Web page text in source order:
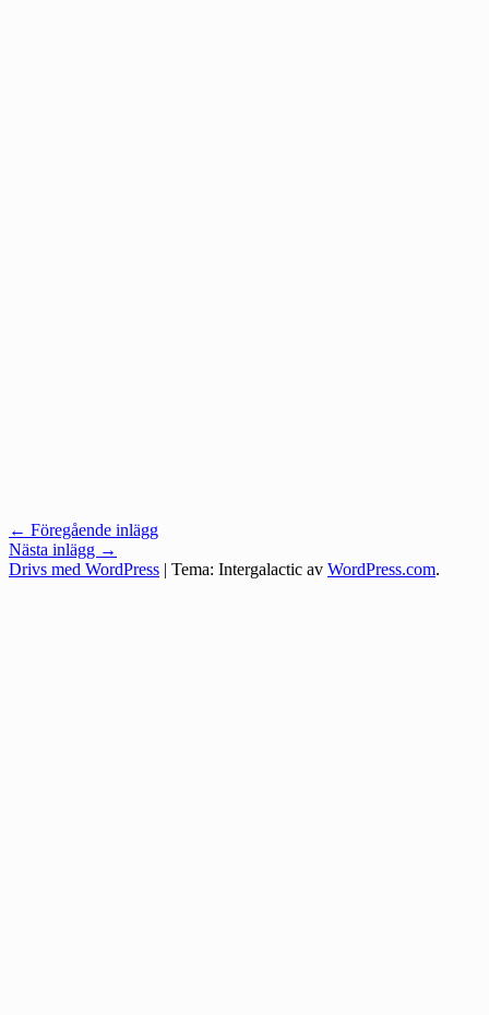
Inläggsnavigering
← Föregående inlägg
Nästa inlägg →
Drivs med WordPress | Tema: Intergalactic av WordPress.com.